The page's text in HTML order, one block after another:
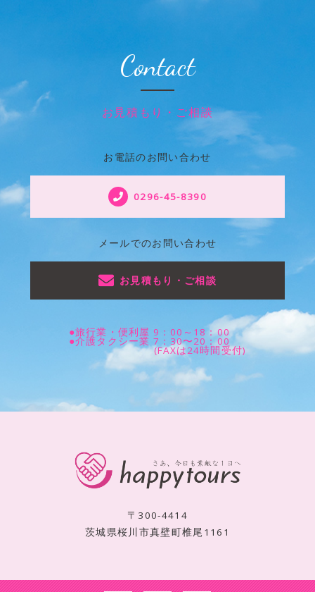
Contact
お見積もり・ご相談
お電話のお問い合わせ
0296-45-8390
メールでのお問い合わせ
お見積もり・ご相談
●旅行業・便利屋 9：00～18：00
●介護タクシー業 7：30〜20：00
(FAXは24時間受付)
〒300-4414
茨城県桜川市真壁町椎尾1161